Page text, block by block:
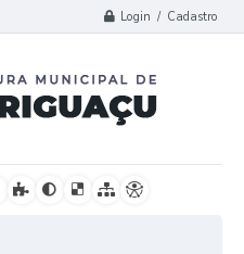
Login / Cadastro